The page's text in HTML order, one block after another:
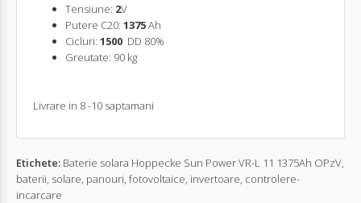
Tensiune: 2V
Putere C20: 1375Ah
Cicluri: 1500 DD 80%
Greutate: 90 kg
Livrare in 8 -10 saptamani
Etichete: Baterie solara Hoppecke Sun Power VR-L 11 1375Ah OPzV
baterii solare panouri fotovoltaice invertoare controlere-
incarcare